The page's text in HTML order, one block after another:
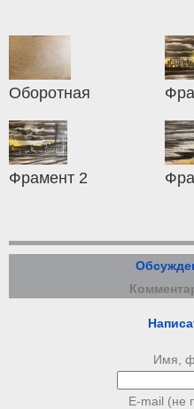
Оборотная
Фрамент 2
Имя,
E-mail (не